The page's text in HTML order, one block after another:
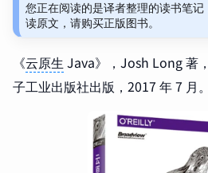
您正在阅读的是译者整理的读书笔
读原文，请购买正版图书。
《云原生 Java》，Josh Long 著
子工业出版社出版，2017 年 7 月。